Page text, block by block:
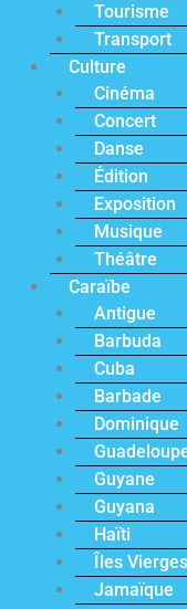
Tourisme
Transport
Culture
Cinéma
Concert
Danse
Édition
Exposition
Musique
Théâtre
Caraïbe
Antigue
Barbuda
Cuba
Barbade
Dominique
Guyane
Guyana
Haïti
Îles Vierges
Jamaïque